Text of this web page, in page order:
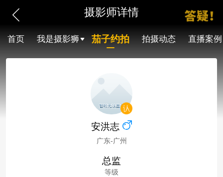
摄影师详情
首页 我是摄影狮 茄子约拍 拍摄动态 直播案例
安洪志
广东-广州
总监
等级